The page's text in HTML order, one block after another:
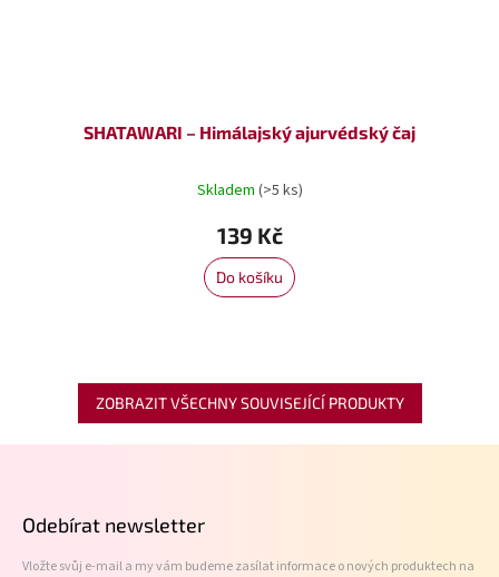
SHATAWARI – Himálajský ajurvédský čaj
Skladem (>5 ks)
139 Kč
Do košíku
ZOBRAZIT VŠECHNY SOUVISEJÍCÍ PRODUKTY
Odebírat newsletter
Vložte svůj e-mail a my vám budeme zasílat informace o nových produktech na